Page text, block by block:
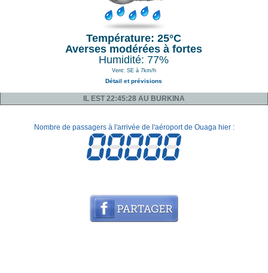
Température: 25°C
Averses modérées à fortes
Humidité: 77%
Vent: SE à 7km/h
Détail et prévisions
IL EST 22:45:28 AU BURKINA
Nombre de passagers à l'arrivée de l'aéroport de Ouaga hier :